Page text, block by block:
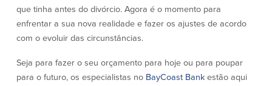
Comunidade
Community Reinvestment Act
Programas de
educação
Get on the Bus
Donativos e patrocínios
que tinha antes do divórcio. Agora é o momento para
enfrentar a sua nova realidade e fazer os ajustes de acordo
com o evoluir das circunstâncias.
Seja para fazer o seu orçamento para hoje ou para poupar
para o futuro, os especialistas no BayCoast Bank estão aqui